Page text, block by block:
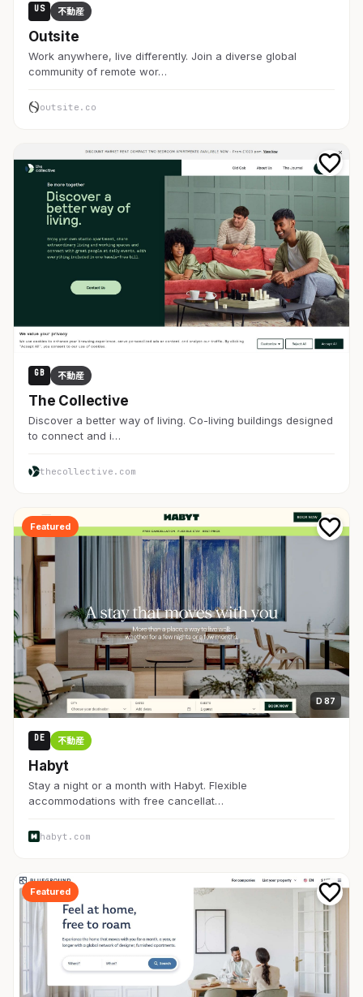
US 不動産
Outsite
Work anywhere, live differently. Join a diverse global
community of remote wor…
outsite.co
GB 不動産
The Collective
Discover a better way of living. Co-living buildings designed
to connect and i…
thecollective.com
Featured
D 87
DE 不動産
Habyt
Stay a night or a month with Habyt. Flexible
accommodations with free cancellat…
habyt.com
Featured